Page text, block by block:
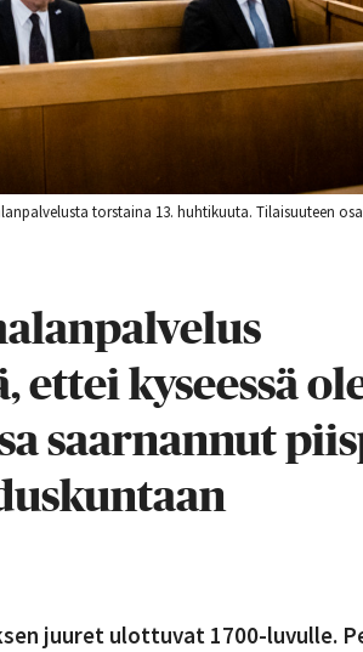
torstaina 13. huhtikuuta. Tilaisuuteen
kyseessä
saarnannut
juuret ulottuvat 1700-luvulle.